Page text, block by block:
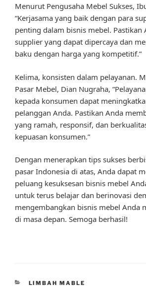
Menurut Pengusaha Mebel Sukses,
“Kerjasama yang baik dengan para
penting dalam bisnis mebel. Pastikan
supplier yang dapat dipercaya dan
baku dengan harga yang kompetitif.”
Kelima, konsisten dalam pelayanan.
Pasar Mebel, Dian Nugraha,
kepada konsumen dapat
pelanggan Anda. Pastikan Anda
yang ramah, responsif, dan
kepuasan konsumen.”
Dengan menerapkan tips sukses
pasar Indonesia di atas, Anda dapat
peluang kesuksesan bisnis mebel
untuk terus belajar dan berinovasi
mengembangkan bisnis mebel Anda
di masa depan. Semoga berhasil!
CATEGORIES
LIMBAH MABLE